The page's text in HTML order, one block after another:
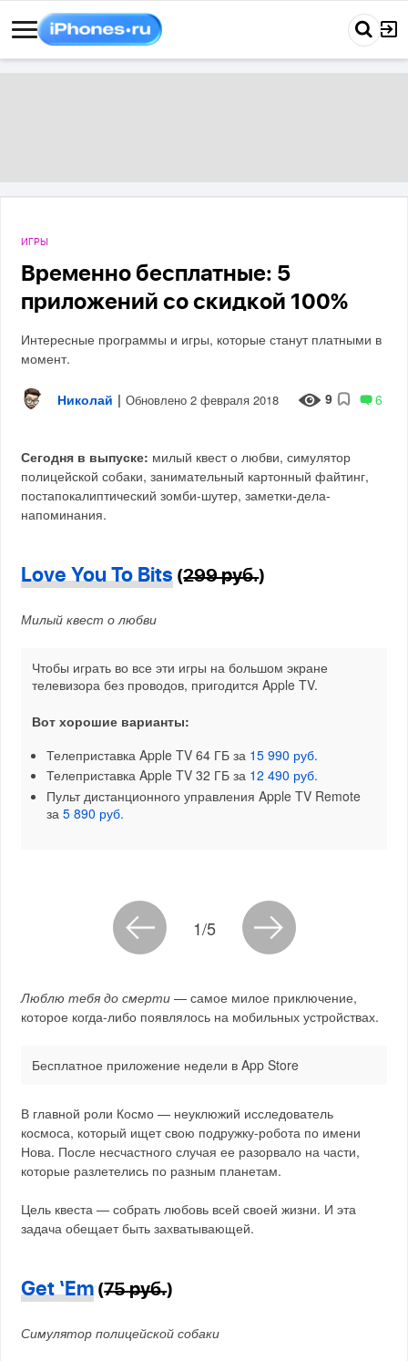
ИГРЫ
Временно бесплатные: 5
приложений со скидкой 100%
Интересные программы и игры, которые станут платными в
момент.
Николай | Обновлено 2 февраля 2018 9 6
Сегодня в выпуске: милый квест о любви, симулятор
полицейской собаки, занимательный картонный файтинг,
постапокалиптический зомби-шутер, заметки-дела-
напоминания.
Love You To Bits (299 руб.)
Милый квест о любви
Чтобы играть во все эти игры на большом экране
телевизора без проводов, пригодится Apple TV.
Вот хорошие варианты:
Телеприставка Apple TV 64 ГБ за 15 990 руб.
Телеприставка Apple TV 32 ГБ за 12 490 руб.
Пульт дистанционного управления Apple TV Remote
за5 890 руб.
1/5
Люблю тебя до смерти — самое милое приключение,
которое когда-либо появлялось на мобильных устройствах.
Бесплатное приложение недели в App Store
В главной роли Космо — неуклюжий исследователь
космоса, который ищет свою подружку-робота по имени
Нова. После несчастного случая ее разорвало на части,
которые разлетелись по разным планетам.
Цель квеста — собрать любовь всей своей жизни. И эта
задача обещает быть захватывающей.
Get ‘Em (75 руб.)
Симулятор полицейской собаки